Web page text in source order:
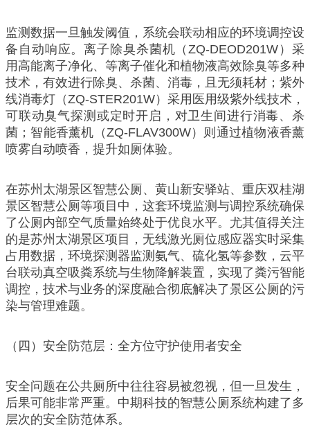
监测数据一旦触发阈值，系统会联动相应的环境调控设
备自动响应。离子除臭杀菌机（ZQ-DEOD201W）采
用高能离子净化、等离子催化和植物液高效除臭等多种
技术，有效进行除臭、杀菌、消毒，且无须耗材；紫外
线消毒灯（ZQ-STER201W）采用医用级紫外线技术，
可联动臭气探测或定时开启，对卫生间进行消毒、杀
菌；智能香薰机（ZQ-FLAV300W）则通过植物液香薰
喷雾自动喷香，提升如厕体验。
在苏州太湖景区智慧公厕、黄山新安驿站、重庆双桂湖
景区智慧公厕等项目中，这套环境监测与调控系统确保
了公厕内部空气质量始终处于优良水平。尤其值得关注
的是苏州太湖景区项目，无线激光厕位感应器实时采集
占用数据，环境探测器监测氨气、硫化氢等参数，云平
台联动真空吸粪系统与生物降解装置，实现了粪污智能
调控，技术与业务的深度融合彻底解决了景区公厕的污
染与管理难题。
（四）安全防范层：全方位守护使用者安全
安全问题在公共厕所中往往容易被忽视，但一旦发生，
后果可能非常严重。中期科技的智慧公厕系统构建了多
层次的安全防范体系。